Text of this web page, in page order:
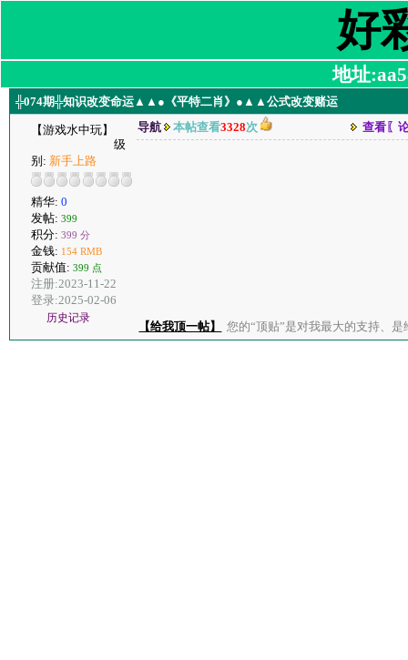
好
地址
╬074期╬知识改变命运▲▲●《平特二肖》●▲▲公式改变赌运
【游戏水中玩】
级
别: 新手上路
精华: 0
发帖: 399
积分: 399 分
金钱: 154 RMB
贡献值: 399 点
注册:2023-11-22
登录:2025-02-06
历史记录
导航 本帖查看3328次 查看〖
【给我顶一帖】 您的“顶贴”是对我最大的支持、